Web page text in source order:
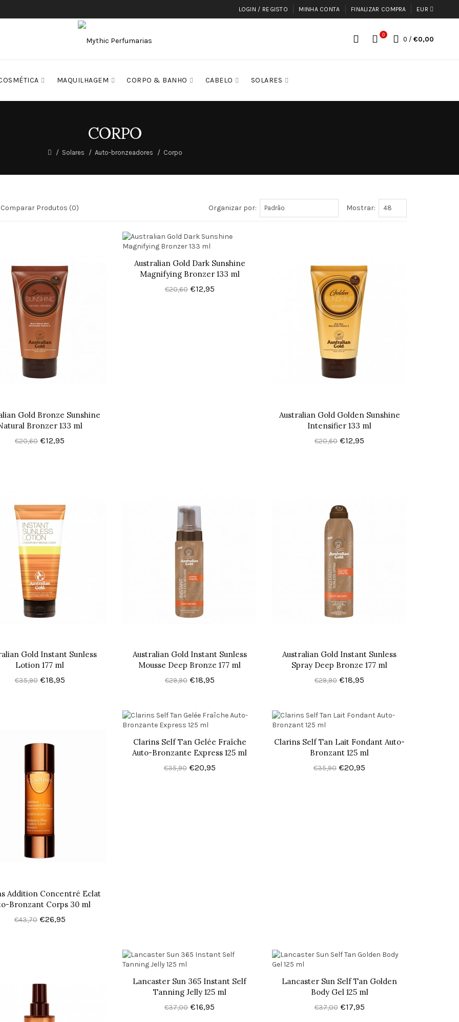
LOGIN / REGISTO MINHA CONTA FINALIZAR COMPRA EUR
0
0 / €0,00
MAQUILHAGEM CORPO & BANHO CABELO SOLARES
CORPO
Solares Auto-bronzeadores Corpo
Comparar Produtos (0) Organizar por: Mostrar:
Gold Bronze Sunshine
Bronzer 133 ml
€20,60 €12,95
Australian Gold Dark Sunshine
Magnifying Bronzer 133 ml
€20,60 €12,95
Australian Gold Golden Sunshine
Intensifier 133 ml
€20,60 €12,95
Gold Instant Sunless
Lotion 177 ml
€35,90 €18,95
Australian Gold Instant Sunless
Mousse Deep Bronze 177 ml
€29,90 €18,95
Australian Gold Instant Sunless
Spray Deep Bronze 177 ml
€29,90 €18,95
Addition Concentré Eclat
Bronzant Corps 30 ml
€43,70 €26,95
Clarins Self Tan Gelée Fraîche
Auto-Bronzante Express 125 ml
€35,90 €20,95
Clarins Self Tan Lait Fondant Auto-
Bronzant 125 ml
€35,90 €20,95
Lancaster Sun 365 Instant Self
Tanning Jelly 125 ml
€37,00 €16,95
Lancaster Sun Self Tan Golden
Body Gel 125 ml
€37,00 €17,95